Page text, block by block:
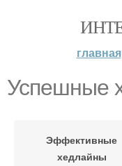
главная
Успешные
Эффективные
хедлайны